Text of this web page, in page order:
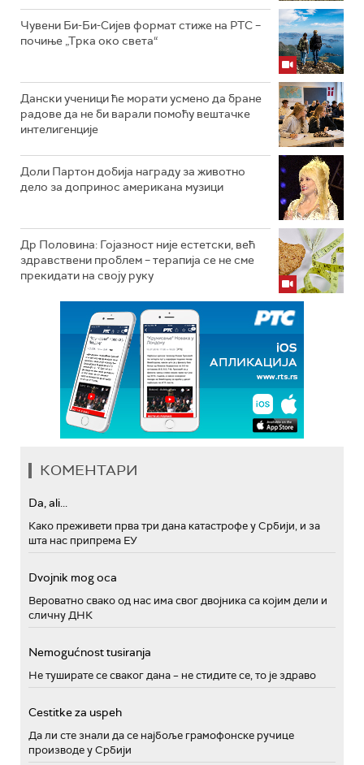
Чувени Би-Би-Сијев формат стиже на РТС –
почиње „Трка око света“
Дански ученици ће морати усмено да бране
радове да не би варали помоћу вештачке
интелигенције
Доли Партон добија награду за животно
дело за допринос американа музици
Др Половина: Гојазност није естетски, већ
здравствени проблем – терапија се не сме
прекидати на своју руку
КОМЕНТАРИ
Da, ali...
Како преживети прва три дана катастрофе у Србији, и за
шта нас припрема ЕУ
Dvojnik mog oca
Вероватно свако од нас има свог двојника са којим дели и
сличну ДНК
Nemogućnost tusiranja
Не туширате се сваког дана – не стидите се, то је здраво
Cestitke za uspeh
Да ли сте знали да се најбоље грамофонске ручице
производе у Србији